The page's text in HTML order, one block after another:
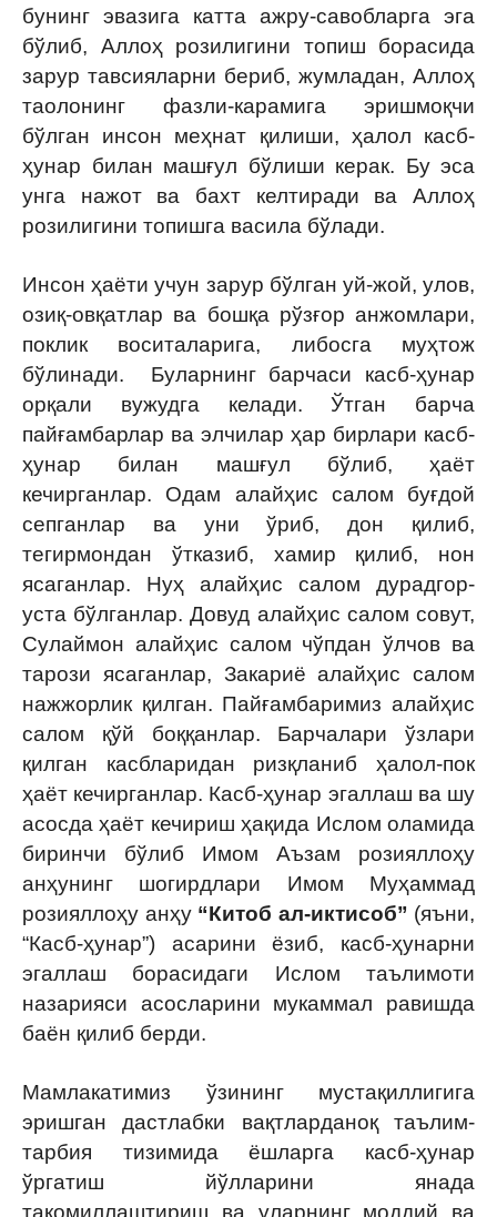
бунинг эвазига катта ажру-савобларга эга
бўлиб, Аллоҳ розилигини топиш борасида
зарур тавсияларни бериб, жумладан, Аллоҳ
таолонинг фазли-карамига эришмоқчи
бўлган инсон меҳнат қилиши, ҳалол касб-
ҳунар билан машғул бўлиши керак. Бу эса
унга нажот ва бахт келтиради ва Аллоҳ
розилигини топишга васила бўлади.
Инсон ҳаёти учун зарур бўлган уй-жой, улов,
озиқ-овқатлар ва бошқа рўзғор анжомлари,
поклик воситаларига, либосга муҳтож
бўлинади. Буларнинг барчаси касб-ҳунар
орқали вужудга келади. Ўтган барча
пайғамбарлар ва элчилар ҳар бирлари касб-
ҳунар билан машғул бўлиб, ҳаёт
кечирганлар. Одам алайҳис салом буғдой
сепганлар ва уни ўриб, дон қилиб,
тегирмондан ўтказиб, хамир қилиб, нон
ясаганлар. Нуҳ алайҳис салом дурадгор-
уста бўлганлар. Довуд алайҳис салом совут,
Сулаймон алайҳис салом чўпдан ўлчов ва
тарози ясаганлар, Закариё алайҳис салом
нажжорлик қилган. Пайғамбаримиз алайҳис
салом қўй боққанлар. Барчалари ўзлари
қилган касбларидан ризқланиб ҳалол-пок
ҳаёт кечирганлар. Касб-ҳунар эгаллаш ва шу
асосда ҳаёт кечириш ҳақида Ислом оламида
биринчи бўлиб Имом Аъзам розияллоҳу
анҳунинг шогирдлари Имом Муҳаммад
розияллоҳу анҳу“Китоб ал-иктисоб” (яъни,
“Касб-ҳунар”) асарини ёзиб, касб-ҳунарни
эгаллаш борасидаги Ислом таълимоти
назарияси асосларини мукаммал равишда
баён қилиб берди.
Мамлакатимиз ўзининг мустақиллигига
эришган дастлабки вақтларданоқ таълим-
тарбия тизимида ёшларга касб-ҳунар
ўргатиш йўлларини янада